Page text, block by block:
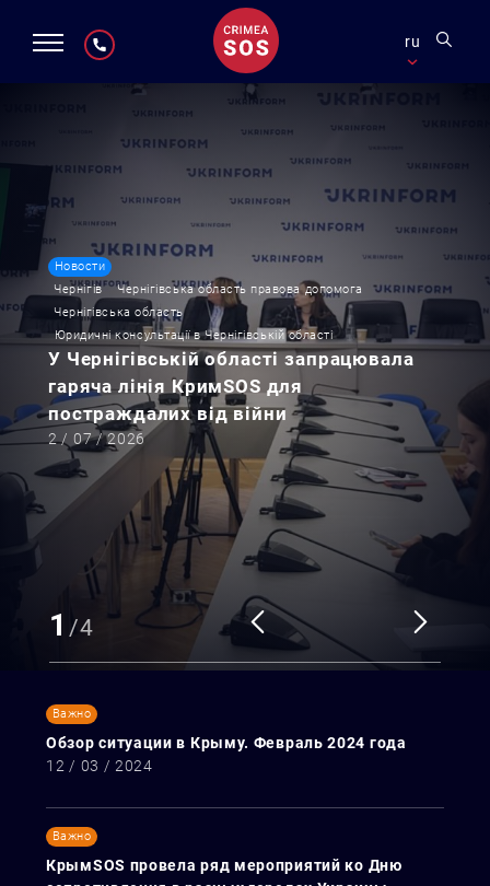
ru
Новости
Чернігів
Чернігівська область правова допомога
Чернігівська область
Юридичні консультації в Чернігівській області
У Чернігівській області запрацювала
гаряча лінія КримSOS для
постраждалих від війни
2 / 07 / 2026
1 /4
Важно
Обзор ситуации в Крыму. Февраль 2024 года
12 / 03 / 2024
Важно
КрымЅОЅ провела ряд мероприятий ко Дню